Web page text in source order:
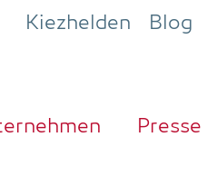
Kiezhelden Blog
Pres­se